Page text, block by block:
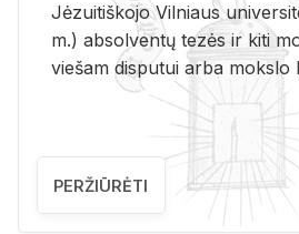
Jėzuitiškojo Vilniaus
m.) absolventų tezės ir kiti
viešam disputui arba mokslo
PERŽIŪRĖTI